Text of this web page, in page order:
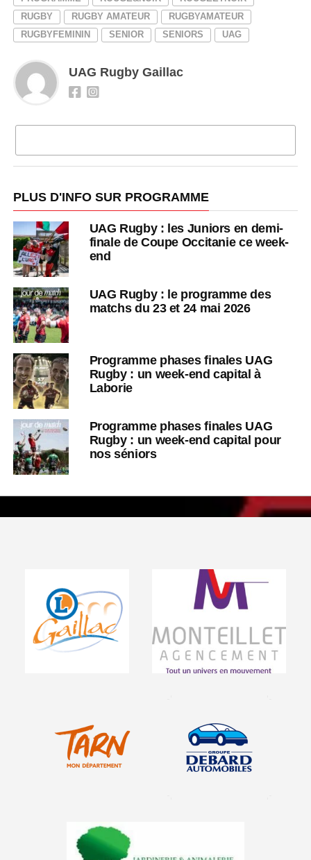
RUGBY
RUGBY AMATEUR
RUGBYAMATEUR
RUGBYFEMININ
SENIOR SENIORS UAG
UAG Rugby Gaillac
PLUS D'INFO SUR PROGRAMME
UAG Rugby : les Juniors en demi-
finale de Coupe Occitanie ce week-
end
UAG Rugby : le programme des
matchs du 23 et 24 mai 2026
Programme phases finales UAG
Rugby : un week-end capital à
Laborie
Programme phases finales UAG
Rugby : un week-end capital pour
nos séniors